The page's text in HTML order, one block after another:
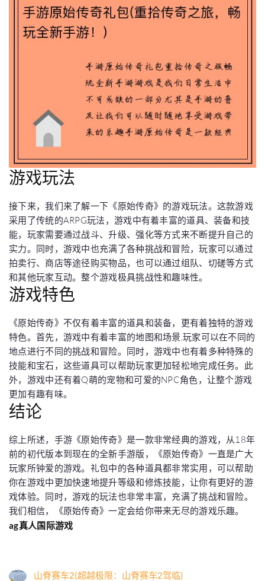
游戏玩法
接下来，我们来了解一下《原始传奇》的游戏玩法。这款游戏
采用了传统的ARPG玩法，游戏中有着丰富的道具、装备和技
能，玩家需要通过战斗、升级、强化等方式来不断提升自己的
实力。同时，游戏中也充满了各种挑战和冒险，玩家可以通过
拍卖行、商店等途径购买物品，也可以通过组队、切磋等方式
和其他玩家互动。整个游戏极具挑战性和趣味性。
游戏特色
《原始传奇》不仅有着丰富的道具和装备，更有着独特的游戏
特色。首先，游戏中有着丰富的地图和场景,玩家可以在不同的
地点进行不同的挑战和冒险。同时，游戏中也有着多种特殊的
技能和宝石，这些道具可以帮助玩家更加轻松地完成任务。此
外，游戏中还有着Q萌的宠物和可爱的NPC角色，让整个游戏
更加有趣有味。
结论
综上所述，手游《原始传奇》是一款非常经典的游戏，从18年
前的初代版本到现在的全新手游版，《原始传奇》一直是广大
玩家所钟爱的游戏。礼包中的各种道具都非常实用，可以帮助
你在游戏中更加快速地提升等级和修炼技能，让你有更好的游
戏体验。同时，游戏的玩法也非常丰富，充满了挑战和冒险。
我们相信，《原始传奇》一定会给你带来无尽的游戏乐趣。
ag真人国际游戏
山脊赛车2(超越极限：山脊赛车2驾临)